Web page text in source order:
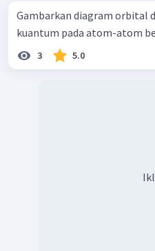
Gambarkan diagram orbital
3 5.0